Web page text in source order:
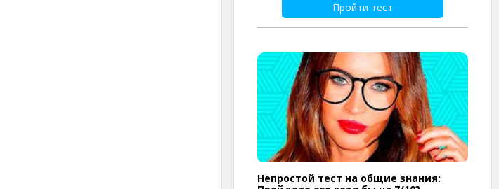
Пройти тест
Непростой тест на общие знания: